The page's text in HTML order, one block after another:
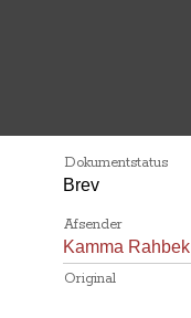
Dokumentstatus
Brev
Afsender
Kamma Rahbek
Original